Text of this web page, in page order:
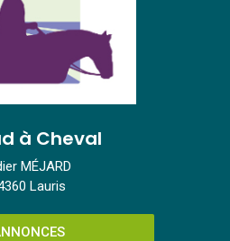
à Cheval
MÉJARD
Lauris